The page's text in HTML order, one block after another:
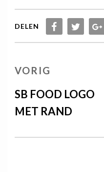
DELEN
VORIG
VORIG
SB FOOD LOGO
MET RAND